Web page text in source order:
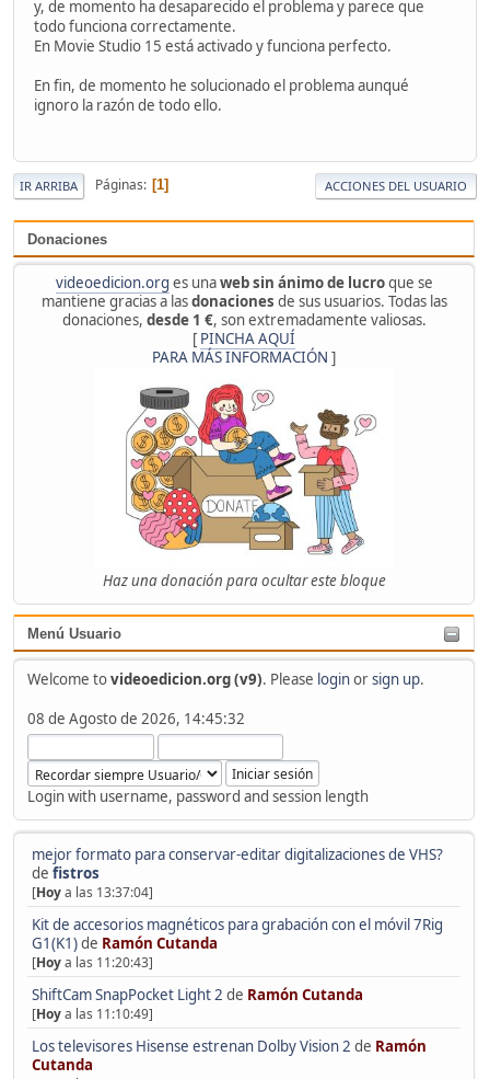
Donaciones
videoedicion.org es unaweb sin ánimo de lucroque se
mantiene gracias a lasdonaciones de sus usuarios. Todas las
donaciones, desde 1 €, son extremadamente valiosas.
[ PINCHA AQUÍ
PARA MÁS INFORMACIÓN ]
Haz una donación para ocultar este bloque
Menú Usuario
Welcome tovideoedicion.org (v9). Please loginorsign up.
08 de Agosto de 2026, 14:45:32
Login with username, password and session length
mejor formato para conservar-editar digitalizaciones de VHS?
de fistros
[Hoya las 13:37:04]
Kit de accesorios magnéticos para grabación con el móvil 7Rig
G1(K1)de Ramón Cutanda
[Hoya las 11:20:43]
ShiftCam SnapPocket Light 2 de Ramón Cutanda
[Hoya las 11:10:49]
Los televisores Hisense estrenan Dolby Vision 2 de Ramón
Cutanda
y, de momento ha desaparecido el problema y parece que
todo funciona correctamente.
En Movie Studio 15 está activado y funciona perfecto.
En fin, de momento he solucionado el problema aunqué
ignoro la razón de todo ello.
IR ARRIBA Páginas 1 ACCIONES DEL USUARIO